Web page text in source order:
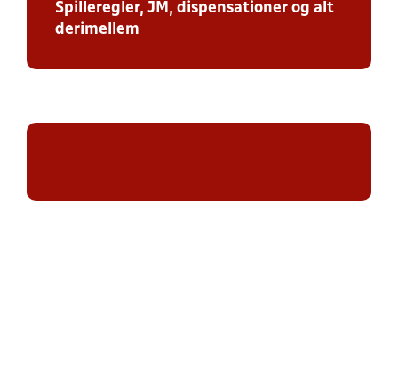
Spilleregler, JM, dispensationer og alt
derimellem